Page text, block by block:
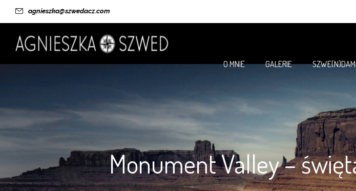
agnieszka@szwedacz.com
O MNIE GALERIE
Monument Valley –